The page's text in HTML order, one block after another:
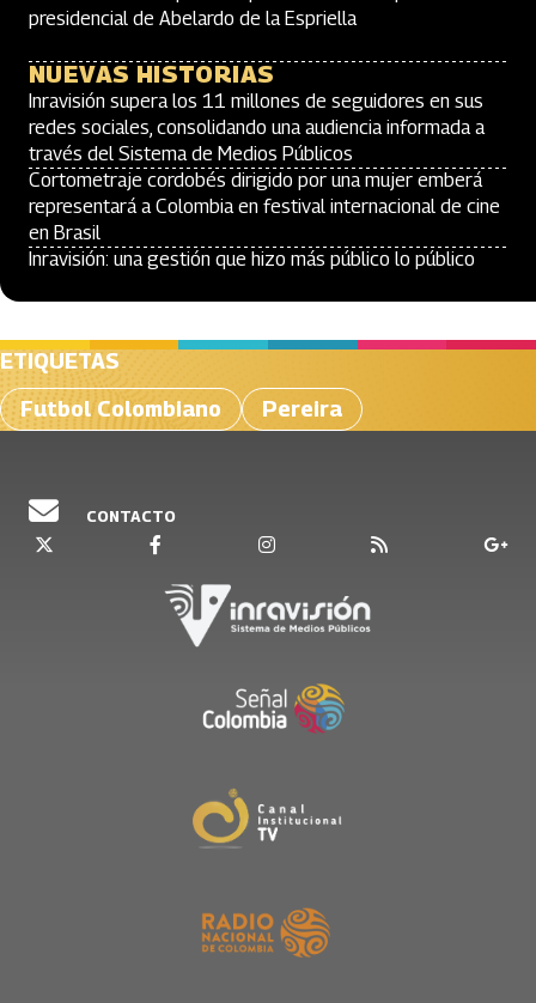
presidencial de Abelardo de la Espriella
NUEVAS HISTORIAS
Inravisión supera los 11 millones de seguidores en sus
redes sociales, consolidando una audiencia informada a
través del Sistema de Medios Públicos
Cortometraje cordobés dirigido por una mujer emberá
representará a Colombia en festival internacional de cine
en Brasil
Inravisión: una gestión que hizo más público lo público
ETIQUETAS
Futbol Colombiano
Pereira
CONTACTO